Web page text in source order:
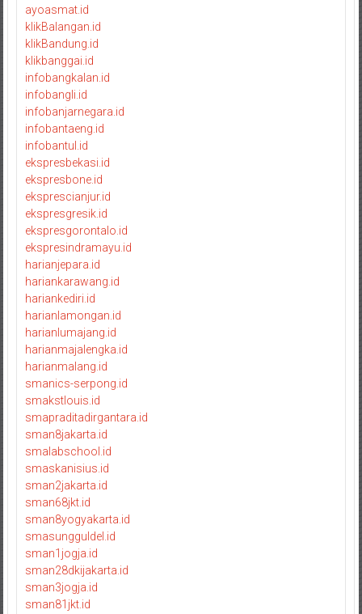
ayoasmat.id
klikBalangan.id
klikBandung.id
klikbanggai.id
infobangkalan.id
infobangli.id
infobanjarnegara.id
infobantaeng.id
infobantul.id
ekspresbekasi.id
ekspresbone.id
eksprescianjur.id
ekspresgresik.id
ekspresgorontalo.id
ekspresindramayu.id
harianjepara.id
hariankarawang.id
hariankediri.id
harianlamongan.id
harianlumajang.id
harianmajalengka.id
harianmalang.id
smanics-serpong.id
smakstlouis.id
smapraditadirgantara.id
sman8jakarta.id
smalabschool.id
smaskanisius.id
sman2jakarta.id
sman68jkt.id
sman8yogyakarta.id
smasungguldel.id
sman1jogja.id
sman28dkijakarta.id
sman3jogja.id
sman81jkt.id